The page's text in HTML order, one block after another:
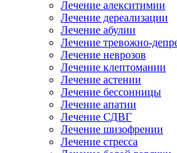
Лечение алекситимии
Лечение дереализации
Лечение абулии
Лечение тревожно-
Лечение неврозов
Лечение клептомании
Лечение астении
Лечение бессонницы
Лечение апатии
Лечение СДВГ
Лечение шизофрении
Лечение стресса